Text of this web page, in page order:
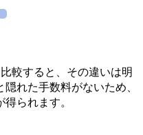
較すると、その違いは明
れた手数料がないため、
られます。